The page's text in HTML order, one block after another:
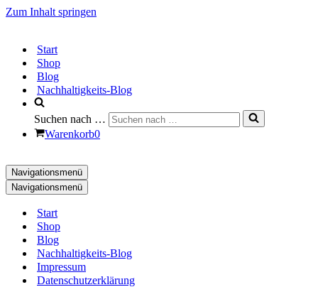
Zum Inhalt springen
Start
Shop
Blog
Nachhaltigkeits-Blog
Suchen nach …
Warenkorb0
Navigationsmenü
Navigationsmenü
Start
Shop
Blog
Nachhaltigkeits-Blog
Impressum
Datenschutzerklärung